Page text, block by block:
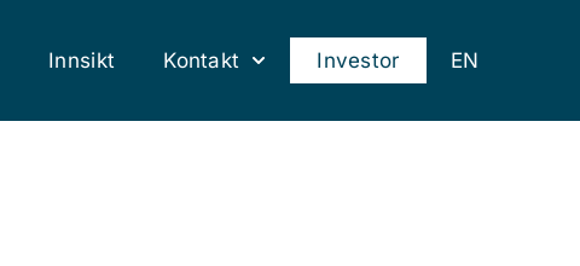
Innsikt Kontakt Investor EN